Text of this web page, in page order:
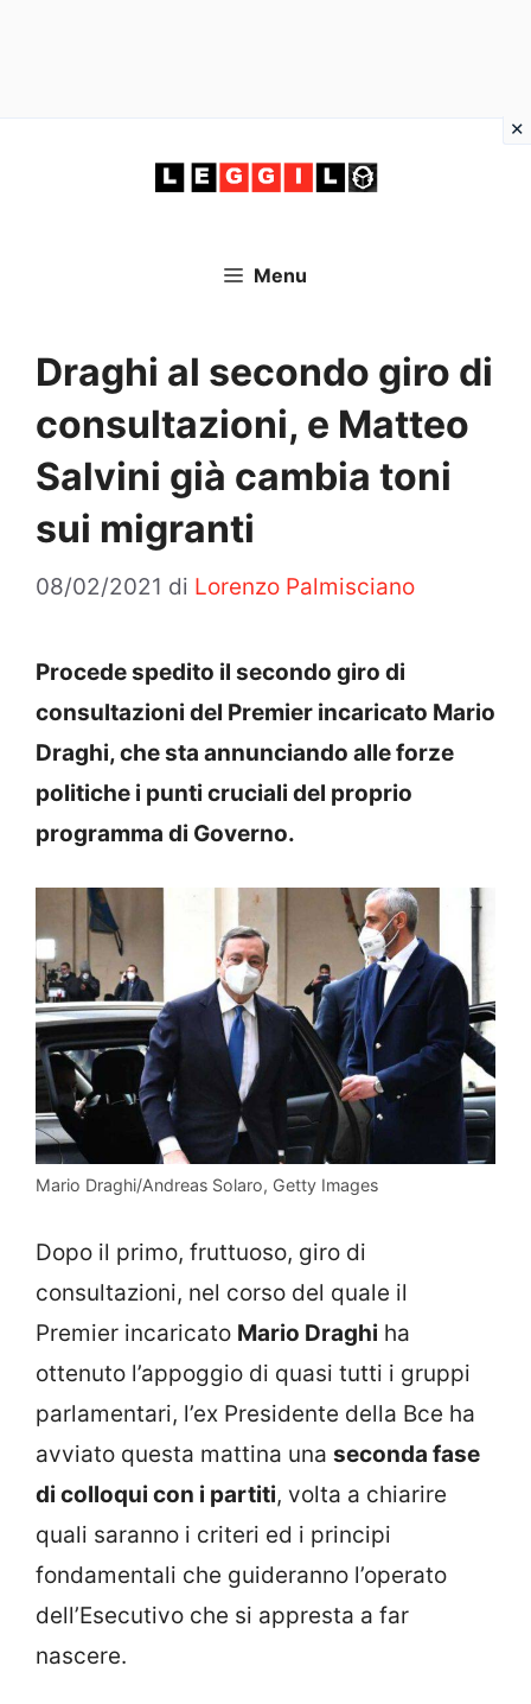
Menu
Draghi al secondo giro di
consultazioni, e Matteo
Salvini già cambia toni
sui migranti
08/02/2021 di Lorenzo Palmisciano
Procede spedito il secondo giro di
consultazioni del Premier incaricato Mario
Draghi, che sta annunciando alle forze
politiche i punti cruciali del proprio
programma di Governo.
Mario Draghi/Andreas Solaro, Getty Images
Dopo il primo, fruttuoso, giro di
consultazioni, nel corso del quale il
Premier incaricato Mario Draghi ha
ottenuto l’appoggio di quasi tutti i gruppi
parlamentari, l’ex Presidente della Bce ha
avviato questa mattina una seconda fase
di colloqui con i partiti, volta a chiarire
quali saranno i criteri ed i principi
fondamentali che guideranno l’operato
dell’Esecutivo che si appresta a far
nascere.